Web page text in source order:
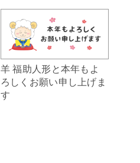
羊 福助人形と本年もよ
ろしくお願い申し上げま
す